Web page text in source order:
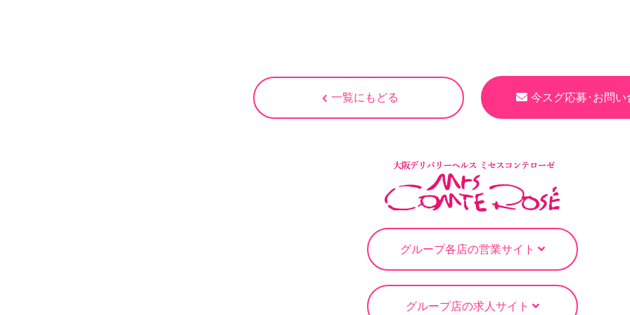
一覧にもどる 今スグ応募･お問い
グループ各店の営業サイト
グループ店の求人サイト